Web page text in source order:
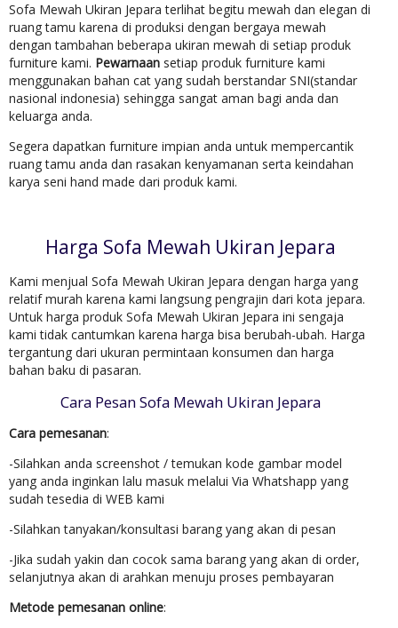
Sofa Mewah Ukiran Jepara terlihat begitu mewah dan elegan di
ruang tamu karena di produksi dengan bergaya mewah
dengan tambahan beberapa ukiran mewah di setiap produk
furniture kami. Pewarnaan setiap produk furniture kami
menggunakan bahan cat yang sudah berstandar SNI(standar
nasional indonesia) sehingga sangat aman bagi anda dan
keluarga anda.
Segera dapatkan furniture impian anda untuk mempercantik
ruang tamu anda dan rasakan kenyamanan serta keindahan
karya seni hand made dari produk kami.
Harga Sofa Mewah Ukiran Jepara
Kami menjual Sofa Mewah Ukiran Jepara dengan harga yang
relatif murah karena kami langsung pengrajin dari kota jepara.
Untuk harga produk Sofa Mewah Ukiran Jepara ini sengaja
kami tidak cantumkan karena harga bisa berubah-ubah. Harga
tergantung dari ukuran permintaan konsumen dan harga
bahan baku di pasaran.
Cara Pesan Sofa Mewah Ukiran Jepara
Cara pemesanan:
-Silahkan anda screenshot / temukan kode gambar model
yang anda inginkan lalu masuk melalui Via Whatshapp yang
sudah tesedia di WEB kami
-Silahkan tanyakan/konsultasi barang yang akan di pesan
-Jika sudah yakin dan cocok sama barang yang akan di order,
selanjutnya akan di arahkan menuju proses pembayaran
Metode pemesanan online: